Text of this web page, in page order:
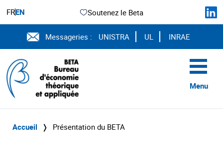
FREN Soutenez le Beta
Messageries : UNISTRA UL INRAE
Menu
Accueil ❭ Présentation du BETA